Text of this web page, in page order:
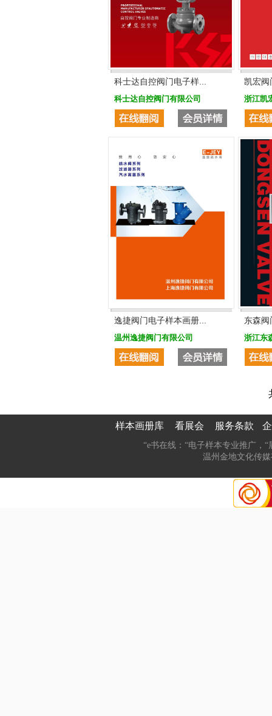
科士达自控阀门电子样...
科士达自控阀门有限公司
凯宏阀
浙江凯
逸捷阀门电子样本画册...
温州逸捷阀门有限公司
东森阀
浙江东
样本画册库 看展会 服务条款
“e书在线：“电子样本专业推广，“
温州金地文化传